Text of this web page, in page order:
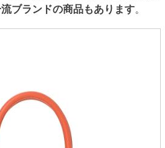
ブランドの商品もあります。